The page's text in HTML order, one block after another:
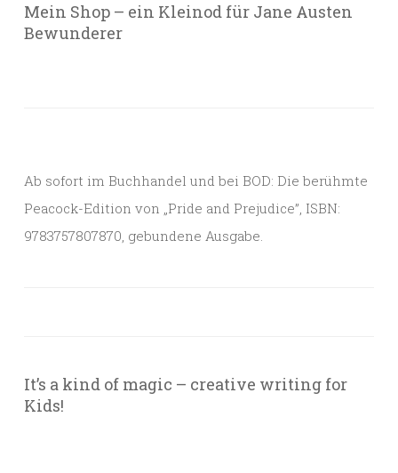
Mein Shop – ein Kleinod für Jane Austen
Bewunderer
Ab sofort im Buchhandel und bei BOD: Die berühmte
Peacock-Edition von „Pride and Prejudice”, ISBN:
9783757807870, gebundene Ausgabe.
It’s a kind of magic – creative writing for
Kids!